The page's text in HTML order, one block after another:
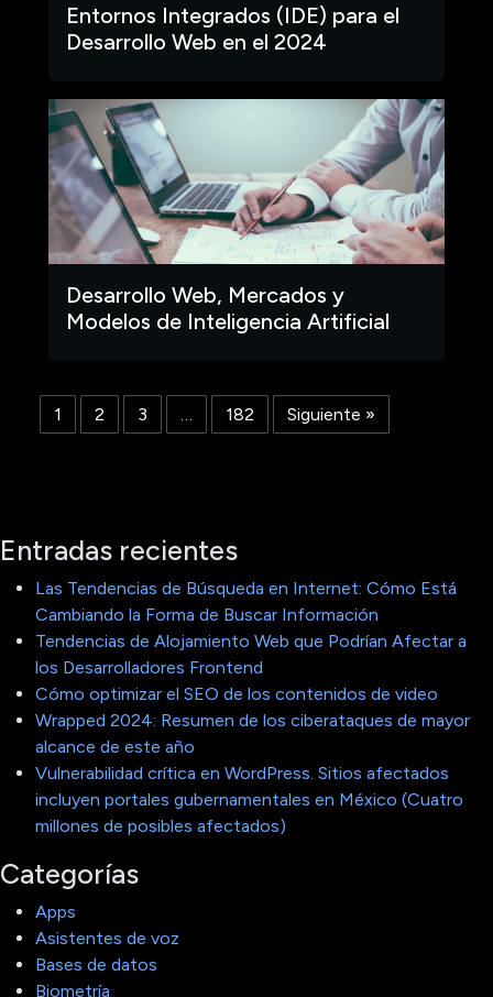
Entornos Integrados (IDE) para el
Desarrollo Web en el 2024
Desarrollo Web, Mercados y
Modelos de Inteligencia Artificial
1 2 3 … 182 Siguiente »
Entradas recientes
Las Tendencias de Búsqueda en Internet: Cómo Está
Cambiando la Forma de Buscar Información
Tendencias de Alojamiento Web que Podrían Afectar a
los Desarrolladores Frontend
Cómo optimizar el SEO de los contenidos de video
Wrapped 2024: Resumen de los ciberataques de mayor
alcance de este año
Vulnerabilidad crítica en WordPress. Sitios afectados
incluyen portales gubernamentales en México (Cuatro
millones de posibles afectados)
Categorías
Apps
Asistentes de voz
Bases de datos
Biometría